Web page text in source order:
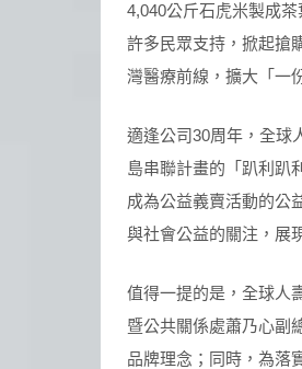
4,040公斤石虎米製成
許多民眾支持，掀起搶
灣醫療前線，擴大「一
適逢公司30周年，全球
島串聯計畫的「趴利趴
成為公益義賣活動的公
與社會公益的關注，展
值得一提的是，全球人
暨公共關係處蕭乃心副
品牌理念；同時，為落